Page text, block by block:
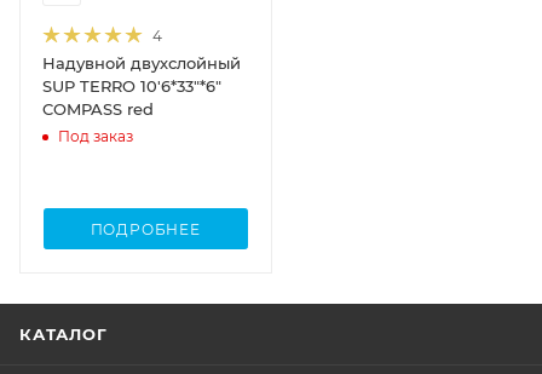
4
Надувной двухслойный
SUP TERRO 10'6*33"*6"
COMPASS red
Под заказ
ПОДРОБНЕЕ
КАТАЛОГ